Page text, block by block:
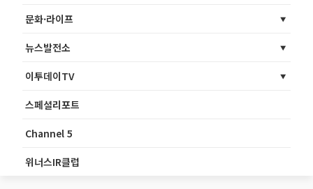
문화·라이프
뉴스발전소
이투데이TV
스페셜리포트
Channel 5
위너스IR클럽